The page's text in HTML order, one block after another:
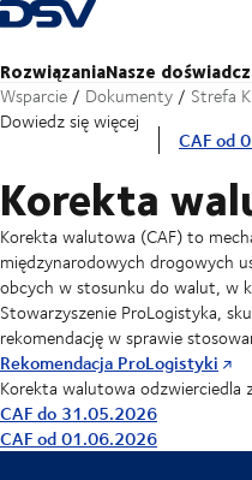
Cofnij do strony
RozwiązaniaNasze
Wsparcie Dokumenty Strefa
Dowiedz się więcej
CAF od
Korekta
Korekta walutowa (CAF) to
międzynarodowych drogowych
obcych w stosunku do walut, w
Stowarzyszenie ProLogistyka,
rekomendację w sprawie
Rekomendacja ProLogistyki
Korekta walutowa odzwierciedla
CAF do 31.05.2026
CAF od 01.06.2026